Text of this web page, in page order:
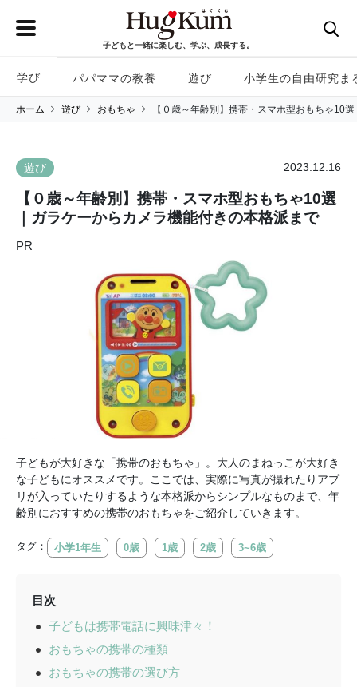
子どもと一緒に楽しむ、学ぶ、成長する。
学び パパママの教養 遊び 小学生の自由研究ま
ホーム 遊び おもちゃ 【０歳～年齢別】携帯・スマホ型おもちゃ10
遊び 2023.12.16
【０歳～年齢別】携帯・スマホ型おもちゃ10選
｜ガラケーからカメラ機能付きの本格派まで
PR
子どもが大好きな「携帯のおもちゃ」。大人のまねっこが大好き
な子どもにオススメです。ここでは、実際に写真が撮れたりアプ
リが入っていたりするような本格派からシンプルなものまで、年
齢別におすすめの携帯のおもちゃをご紹介していきます。
タグ： 小学1年生 0歳 1歳 2歳 3~6歳
目次
子どもは携帯電話に興味津々！
おもちゃの携帯の種類
おもちゃの携帯の選び方